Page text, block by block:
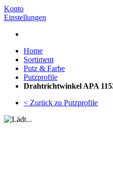
Konto
Einstellungen
Home
Sortiment
Putz & Farbe
Putzprofile
Drahtrichtwinkel APA
< Zurück zu Putzprofile